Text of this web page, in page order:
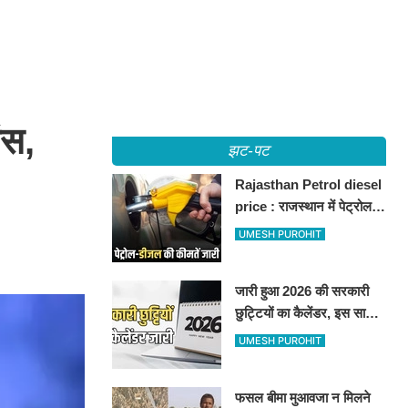
झट-पट
Rajasthan Petrol diesel
price : राजस्थान में पेट्रोल-
डीजल की कीमतें जारी, जानिए
UMESH PUROHIT
जारी हुआ 2026 की सरकारी
छुट्टियों का कैलेंडर, इस साल
कई बार मिलेगा लगातार
UMESH PUROHIT
फसल बीमा मुआवजा न मिलने